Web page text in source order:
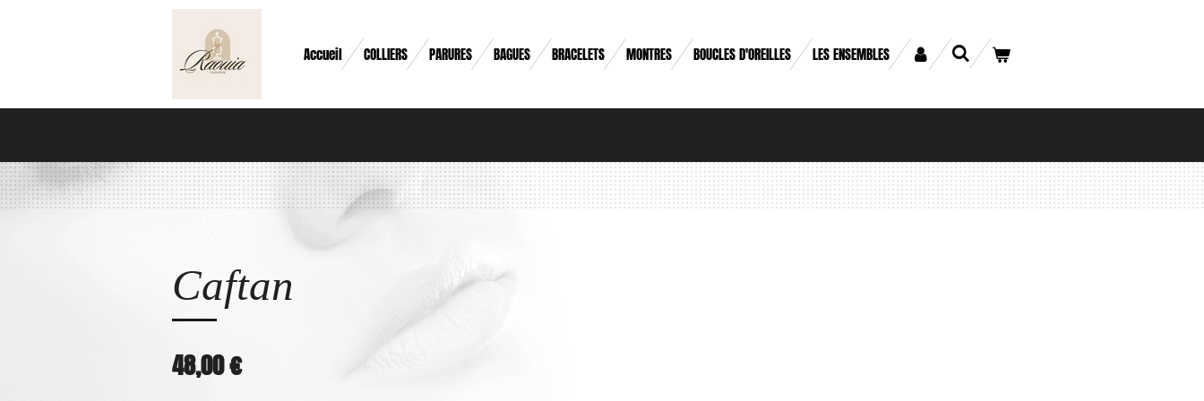
Accueil COLLIERS PARURES BAGUES BRACELETS MONTRES BOUCLES D'OREILLES LES ENSEMBLES
Caftan
48,00 €